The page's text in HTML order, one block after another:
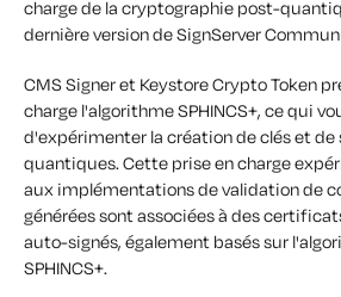
charge de la cryptographie post-
dernière version de SignServer
CMS Signer et Keystore Crypto Token
charge l'algorithme SPHINCS+, ce qui
d'expérimenter la création de clés et
quantiques. Cette prise en charge
aux implémentations de validation de
générées sont associées à des
auto-signés, également basés sur
SPHINCS+.